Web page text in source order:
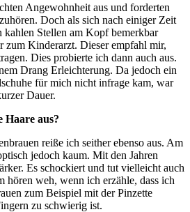
Angewohnheit aus und forderten
Doch als sich nach einiger Zeit
kahlen Stellen am Kopf bemerkbar
zum Kinderarzt. Dieser empfahl mir,
Dies probierte ich dann auch aus.
Drang Erleichterung. Da jedoch ein
für mich nicht infrage kam, war
Dauer.
Haare aus?
reiße ich seither ebenso aus. Am
jedoch kaum. Mit den Jahren
Es schockiert und tut vielleicht auch
hören weh, wenn ich erzähle, dass ich
zum Beispiel mit der Pinzette
zu schwierig ist.